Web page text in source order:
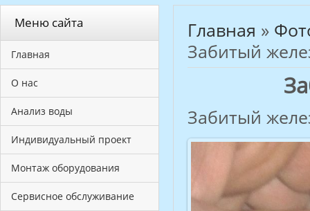
Меню сайта
Главная
О нас
Анализ воды
Индивидуальный проект
Монтаж оборудования
Сервисное обслуживание
Главная »
Забитый
Забитый